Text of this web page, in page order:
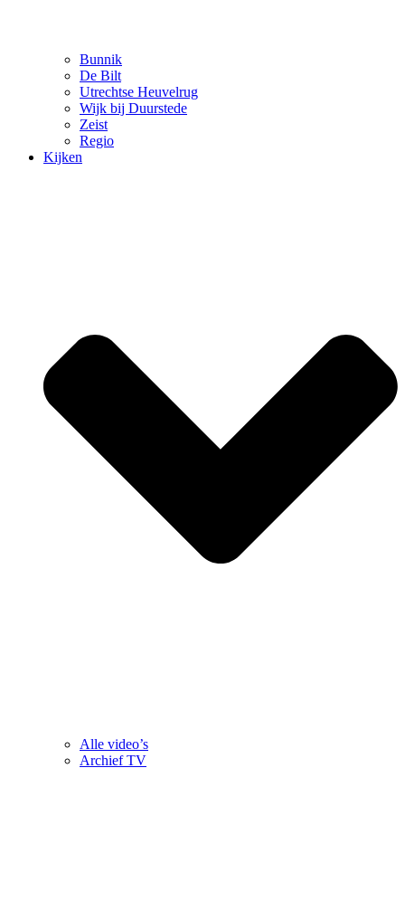
Bunnik
De Bilt
Utrechtse Heuvelrug
Wijk bij Duurstede
Zeist
Regio
Kijken
Alle video’s
Archief TV